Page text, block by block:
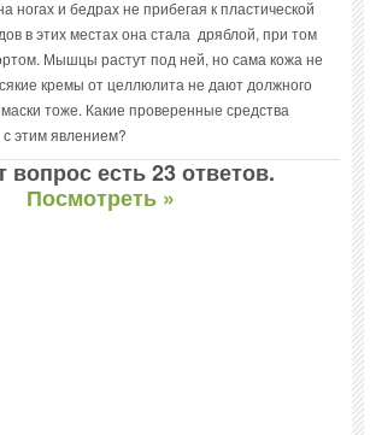
ногах и бедрах не прибегая к пластической
в этих местах она стала дряблой, при том
Мышцы растут под ней, но сама кожа не
кремы от целлюлита не дают должного
тоже. Какие проверенные средства
этим явлением?
вопрос есть 23 ответов.
Посмотреть »